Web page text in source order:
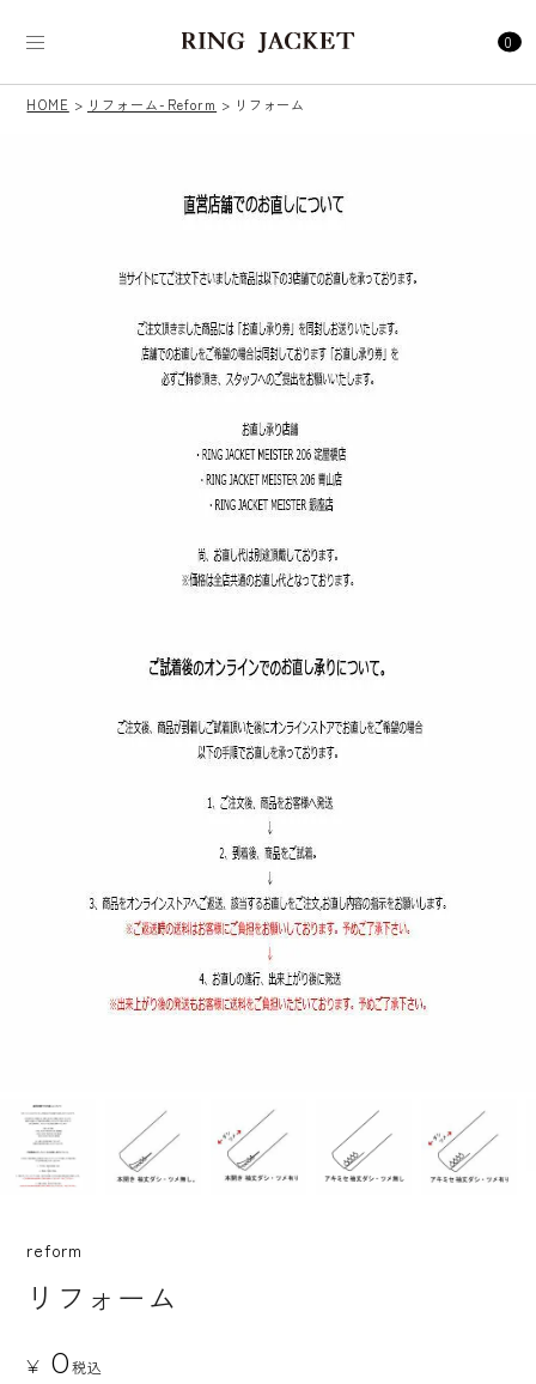
0
HOME リフォーム-Reform リフォーム
reform
リフォーム
¥ 0税込